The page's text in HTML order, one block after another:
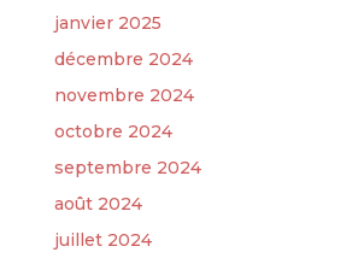
janvier 2025
décembre 2024
novembre 2024
octobre 2024
septembre 2024
août 2024
juillet 2024